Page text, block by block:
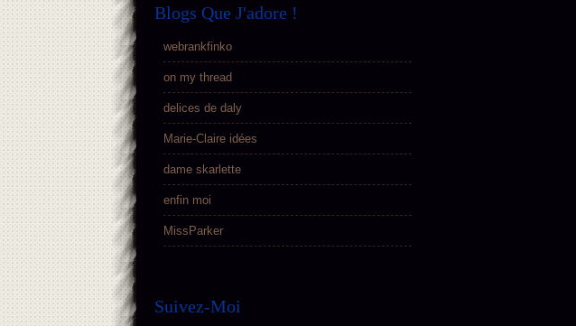
Blogs Que J'adore !
webrankfinko
on my thread
delices de daly
Marie-Claire idées
dame skarlette
enfin moi
MissParker
Suivez-Moi